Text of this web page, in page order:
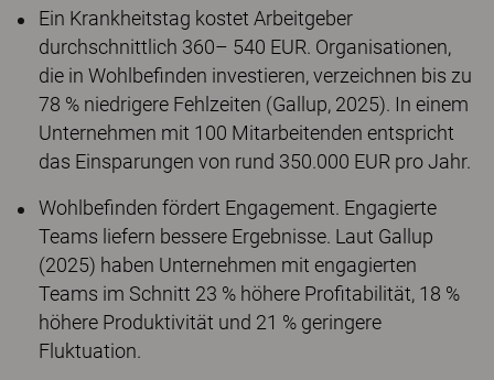
Ein Krankheitstag kostet Arbeitgeber
durchschnittlich 360– 540 EUR. Organisationen,
die in Wohlbefinden investieren, verzeichnen bis zu
78 % niedrigere Fehlzeiten (Gallup, 2025). In einem
Unternehmen mit 100 Mitarbeitenden entspricht
das Einsparungen von rund 350.000 EUR pro Jahr.
Wohlbefinden fördert Engagement. Engagierte
Teams liefern bessere Ergebnisse. Laut Gallup
(2025) haben Unternehmen mit engagierten
Teams im Schnitt 23 % höhere Profitabilität, 18 %
höhere Produktivität und 21 % geringere
Fluktuation.